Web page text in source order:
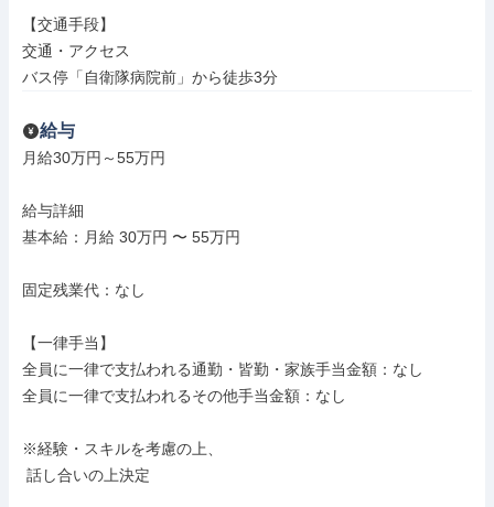
【交通手段】
交通・アクセス
バス停「自衛隊病院前」から徒歩3分
給与
月給30万円～55万円
給与詳細
基本給：月給 30万円 〜 55万円
固定残業代：なし
【一律手当】
全員に一律で支払われる通勤・皆勤・家族手当金額：なし
全員に一律で支払われるその他手当金額：なし
※経験・スキルを考慮の上、